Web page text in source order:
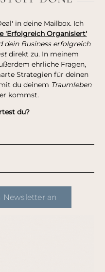
in deine Mailbox. Ich
'Erfolgreich Organisiert'
dein Business erfolgreich
direkt zu. In meinem
ehrliche Fragen,
Strategien für deinen
du deinem Traumleben
kommst.
du?
an